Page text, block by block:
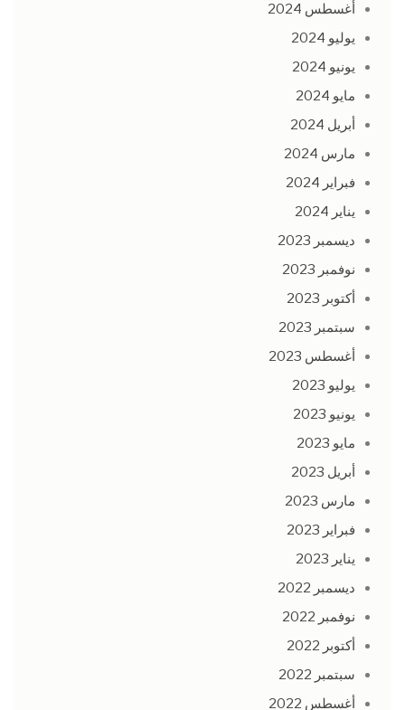
أغسطس 2024
يوليو 2024
يونيو 2024
مايو 2024
أبريل 2024
مارس 2024
فبراير 2024
يناير 2024
ديسمبر 2023
نوفمبر 2023
أكتوبر 2023
سبتمبر 2023
أغسطس 2023
يوليو 2023
يونيو 2023
مايو 2023
أبريل 2023
مارس 2023
فبراير 2023
يناير 2023
ديسمبر 2022
نوفمبر 2022
أكتوبر 2022
سبتمبر 2022
أغسطس 2022